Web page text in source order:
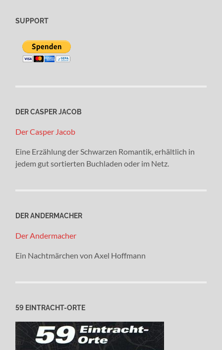
SUPPORT
DER CASPER JACOB
Der Casper Jacob
Eine Erzählung der Schwarzen Romantik, erhältlich in
jedem gut sortierten Buchladen oder im Netz.
DER ANDERMACHER
Der Andermacher
Ein Nachtmärchen von Axel Hoffmann
59 EINTRACHT-ORTE